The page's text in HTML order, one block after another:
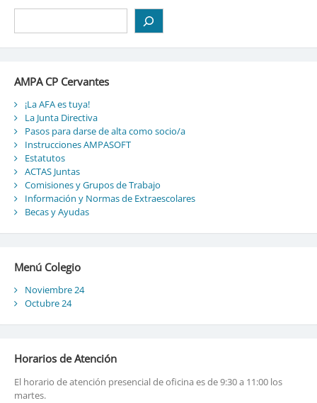
AMPA CP Cervantes
¡La AFA es tuya!
La Junta Directiva
Pasos para darse de alta como socio/a
Instrucciones AMPASOFT
Estatutos
ACTAS Juntas
Comisiones y Grupos de Trabajo
Información y Normas de Extraescolares
Becas y Ayudas
Menú Colegio
Noviembre 24
Octubre 24
Horarios de Atención
El horario de atención presencial de oficina es de 9:30 a 11:00 los
martes.